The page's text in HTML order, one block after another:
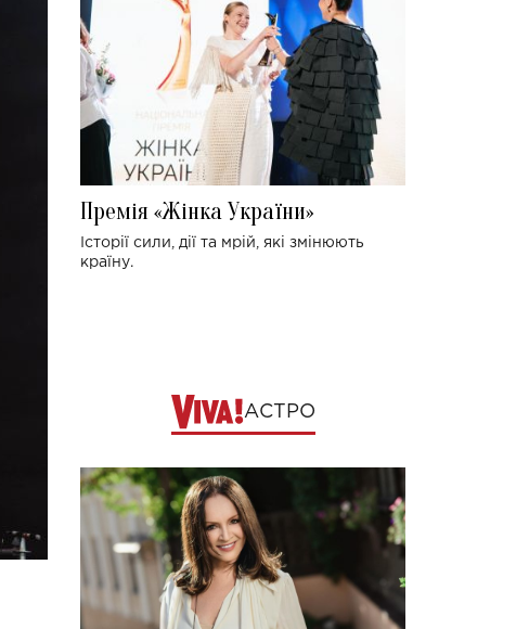
Премія «Жінка України»
Історії сили, дії та мрій, які змінюють
країну.
АСТРО